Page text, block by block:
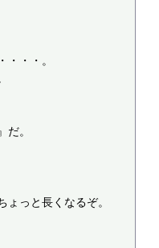
・・・。
だ。
ょっと長くなるぞ。